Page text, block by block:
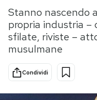
Politica
Tecnologia
Internet
Scienza
Cultura
Economia
Stanno nascendo
propria industria –
sfilate, riviste –
musulmane
Condividi